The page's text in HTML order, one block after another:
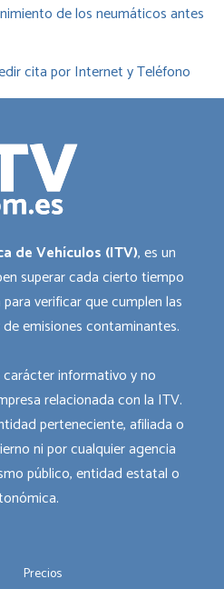
de los neumáticos antes
cita por Internet y Teléfono
de Vehículos (ITV), es un
superar cada cierto tiempo
verificar que cumplen las
emisiones contaminantes.
informativo y no
relacionada con la ITV.
perteneciente, afiliada o
ni por cualquier agencia
público, entidad estatal o
Precios